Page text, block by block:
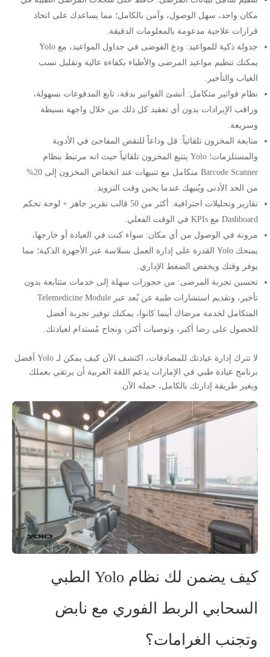
مكان واحد، سهل الوصول، وآمن بالكامل؛ مما يساعدك على اتخاذ
قرارات علاجية مدعومة بالمعلومات الدقيقة.
جدولة ذكية للمواعيد: ودع الفوضى في جداول المواعيد، مع Yolo
يمكنك تنظيم مواعيد المرضى والأطباء بكفاءة عالية وتقليل نسب
الغياب والتأخير.
نظام فواتير متكامل: أنشئ الفواتير بدقة، تابع المدفوعات بسهولة،
وراقب الإيرادات بدون أي تعقيد كل ذلك من خلال واجهة بسيطة
وسريعة.
متابعة المخزون تلقائياً: قل وداعاً للنقص المفاجئ في الأدوية
والمستلزمات؛ Yolo يتتبع المخزون تلقائياً حيث انه مرتبط بنظام
Barcode Scanner متكامل مع تنبيهات عند انخفاض المخزون إلى 20%
من الحد الأدنى ويُنبهك عندما يحين وقت التزويد.
تقارير وتحليلات احترافية: أكثر من 50 قالب تقرير جاهز + لوحة تحكم
Dashboard مع KPIs في الوقت الفعلي.
مرونة في الوصول من أي مكان: سواء كنت في العيادة أو خارجها،
يمنحك Yolo القدرة على إدارة العمل بسلاسة عبر الأجهزة الذكية؛ مما
يوفر وقتك ويخفض الضغط الإداري.
تحسين تجربة المرضى: من حجوزات سهلة إلى خدمات متتابعة بدون
تأخير، وتقديم استشارات طبية عن بُعد عبر Telemedicine Module
المتكامل لخدمة مرضاك أينما كانوا، يمكنك توفير تجربة أفضل
للحصول على رضا أكبر، وتوصيات أكثر، ونجاح مُستدام لعيادتك.
لا تترك إدارة عيادتك للمصادفات، اكتشف الآن كيف يمكن لـ Yolo أفضل
برنامج عيادة طبي في الإمارات يدعم اللغة العربية أن يرتقي بعملك
ويغير طريقة إدارتك بالكامل، حمله الآن.
كيف يضمن لك نظام Yolo الطبي
السحابي الربط الفوري مع نابض
وتجنب الغرامات؟